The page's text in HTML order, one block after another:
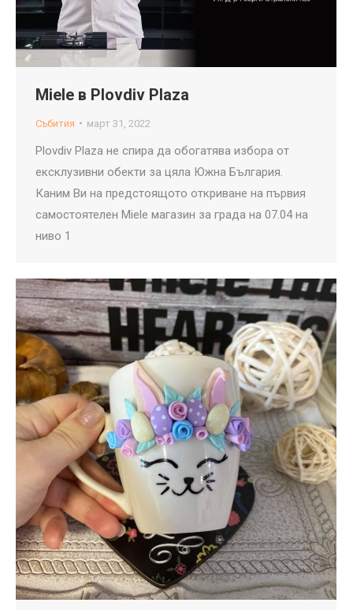
Miele в Plovdiv Plaza
Събития март 31, 2022
Plovdiv Plaza не спира да обогатява избора от
ексклузивни обекти за цяла Южна България.
Каним Ви на предстоящото откриване на първия
самостоятелен Miele магазин за града на 07.04 на
ниво 1